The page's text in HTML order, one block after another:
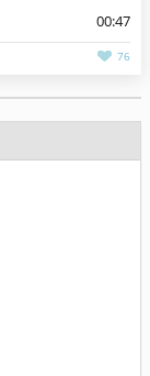
00:47
76